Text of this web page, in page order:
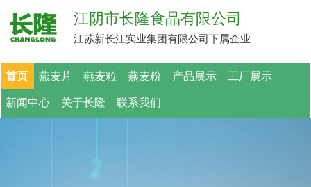
江阴市长隆食品有限公司
江苏新长江实业集团有限公司下属企业
首页 燕麦片 燕麦粒 燕麦粉 产品展示
工厂展示
新闻中心
关于长隆 联系我们